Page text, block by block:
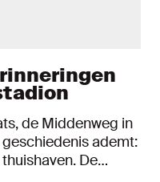
de Middenweg in
ademt:
De